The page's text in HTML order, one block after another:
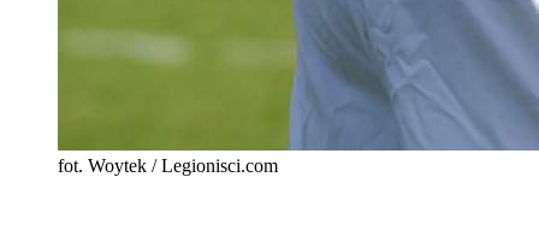
fot. Woytek / Legionisci.com